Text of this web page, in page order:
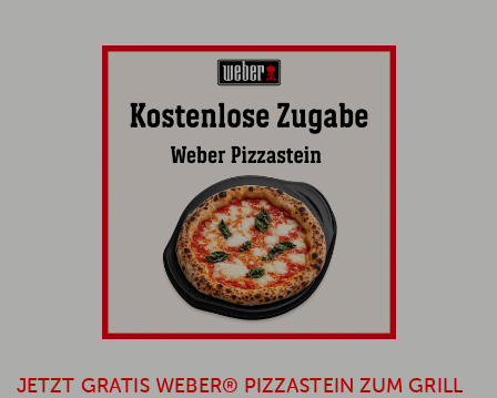
JETZT GRATIS WEBER® PIZZASTEIN ZUM GRILL